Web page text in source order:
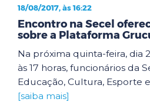
18/08/2017, às 16:22
Encontro na Secel
sobre a Plataforma
Na próxima quinta-feira, dia
às 17 horas, funcionários da
Educação, Cultura, Esporte
[saiba mais]